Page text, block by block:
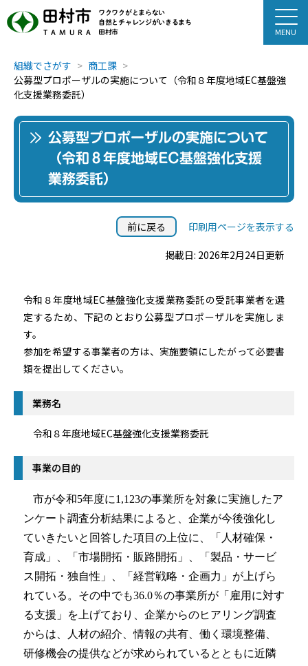
田村市
TAMURA
ワクワクがとまらない
自然とチャレンジがいきるまち
田村市
組織でさがす
商工課
公募型プロポーザルの実施について（令和８年度地域EC基盤強
化支援業務委託）
公募型プロポーザルの実施について
（令和８年度地域EC基盤強化支援
業務委託）
前に戻る 印刷用ページを表示する
掲載日: 2026年2月24日更新
令和８年度地域EC基盤強化支援業務委託の受託事業者を選
定するため、下記のとおり公募型プロポーザルを実施しま
す。
参加を希望する事業者の方は、実施要領にしたがって必要書
類を提出してください。
業務名
令和８年度地域EC基盤強化支援業務委託
事業の目的
市が令和5年度に1,123の事業所を対象に実施したア
ンケート調査分析結果によると、企業が今後強化し
ていきたいと回答した項目の上位に、「人材確保・
育成」、「市場開拓・販路開拓」、「製品・サービ
ス開拓・独自性」、「経営戦略・企画力」が上げら
れている。その中でも36.0％の事業所が「雇用に対す
る支援」を上げており、企業からのヒアリング調査
からは、人材の紹介、情報の共有、働く環境整備、
研修機会の提供などが求められているとともに近隣